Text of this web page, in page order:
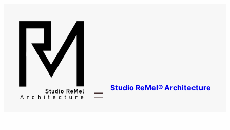
Studio ReMel® Architecture